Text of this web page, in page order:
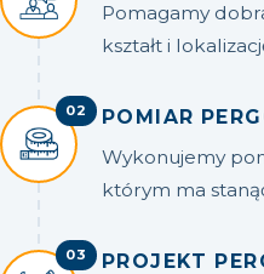
Pomagamy
kształt i
02
POMIAR
Wykonujemy
którym ma
03
PROJEKT